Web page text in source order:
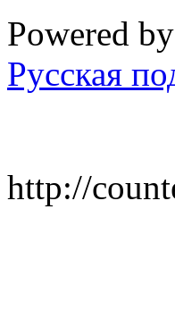
Powered by
Русская
http://